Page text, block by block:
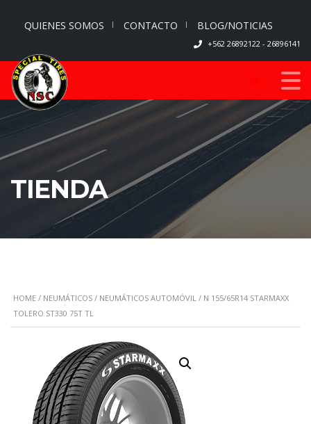
QUIENES SOMOS CONTACTO BLOG/NOTICIAS
+562 26892122 - 26896141
TIENDA
HOME / NEUMÁTICOS / NEUMÁTICOS AUTOMÓVIL / N 155/65R14 STARMAXX
TOLERO ST330 75T TL